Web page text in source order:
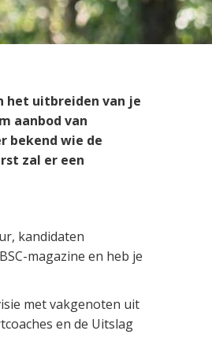
Preventie
het uitbreiden van je
aanbod van
bekend wie de
zal er een
kandidaten
magazine en heb je
met vakgenoten uit
en de Uitslag